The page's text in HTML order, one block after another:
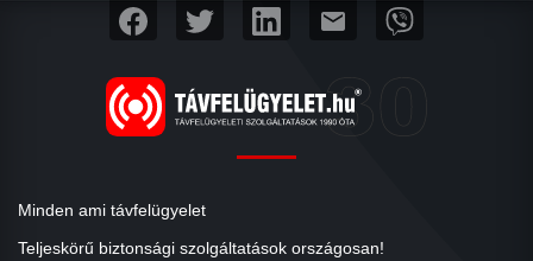
mail
Minden ami távfelügyelet
Teljeskörű biztonsági szolgáltatások országosan!